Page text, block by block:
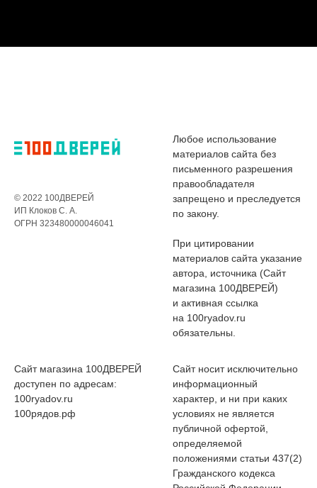
© 2022 100ДВЕРЕЙ
ИП Клоков С. А.
ОГРН 323480000046041
Любое использование
материалов сайта без
письменного разрешения
правообладателя
запрещено и преследуется
по закону.
При цитировании
материалов сайта указание
автора, источника (Сайт
магазина 100ДВЕРЕЙ)
и активная ссылка
на 100ryadov.ru
обязательны.
Сайт магазина 100ДВЕРЕЙ
доступен по адресам:
100ryadov.ru
100рядов.рф
Сайт носит исключительно
информационный
характер, и ни при каких
условиях не является
публичной офертой,
определяемой
положениями статьи 437(2)
Гражданского кодекса